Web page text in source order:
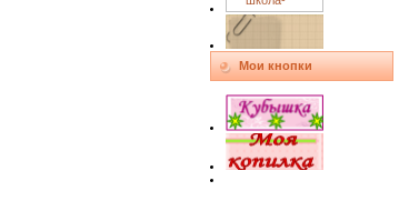
Мои кнопки